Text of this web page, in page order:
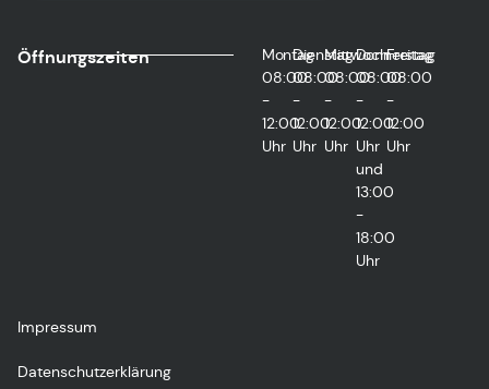
Öffnungszeiten
Montag
08:00
-
12:00
Uhr
Dienstag
08:00
-
12:00
Uhr
Mittwoch
08:00
-
12:00
Uhr
Donnerstag
08:00
-
12:00
Uhr
und
13:00
-
18:00
Uhr
Freitag
08:00
-
12:00
Uhr
Impressum
Datenschutzerklärung